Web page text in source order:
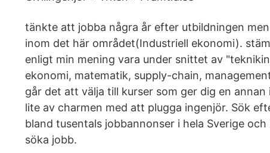
tänkte att jobba några år efter utbildningen
inom det här området(Industriell ekonomi).
enligt min mening vara under snittet av
ekonomi, matematik, supply-chain,
går det att välja till kurser som ger dig en
lite av charmen med att plugga ingenjör. Sök
bland tusentals jobbannonser i hela Sverige
söka jobb.